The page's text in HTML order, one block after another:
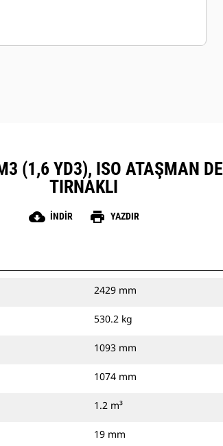
(1,6 YD3), ISO ATAŞMAN
TIRNAKLI
cloud_download İNDIR print YAZDIR
2429 mm
530.2 kg
1093 mm
1074 mm
1.2 m³
19 mm